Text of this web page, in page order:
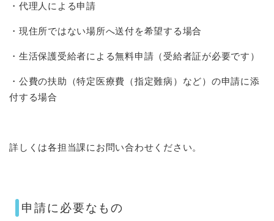
・代理人による申請
・現住所ではない場所へ送付を希望する場合
・生活保護受給者による無料申請（受給者証が必要です）
・公費の扶助（特定医療費（指定難病）など）の申請に添
付する場合
詳しくは各担当課にお問い合わせください。
申請に必要なもの